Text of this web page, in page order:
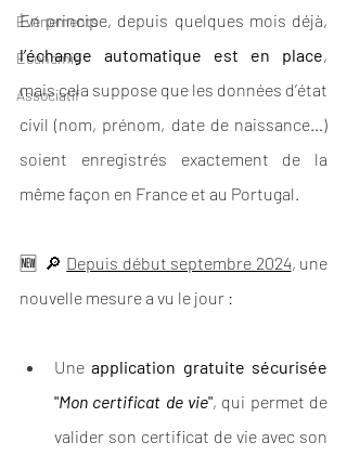
Événements
Economie
Associatif
l’échange automatique est en place,
mais cela suppose que les données d’état
civil (nom, prénom, date de naissance…)
soient enregistrés exactement de la
même façon en France et au Portugal.
🆕  🔎 Depuis début septembre 2024, une
nouvelle mesure a vu le jour :
Une application gratuite sécurisée
"Mon certificat de vie", qui permet de